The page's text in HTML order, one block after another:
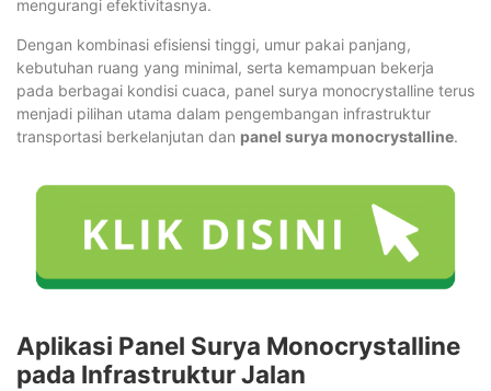
mengurangi efektivitasnya.
Dengan kombinasi efisiensi tinggi, umur pakai panjang,
kebutuhan ruang yang minimal, serta kemampuan bekerja
pada berbagai kondisi cuaca, panel surya monocrystalline terus
menjadi pilihan utama dalam pengembangan infrastruktur
transportasi berkelanjutan dan panel surya monocrystalline.
Aplikasi Panel Surya Monocrystalline
pada Infrastruktur Jalan